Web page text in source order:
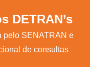
DETRAN’s
pelo SENATRAN e
de consultas